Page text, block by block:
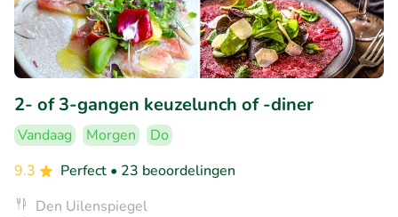
2- of 3-gangen keuzelunch of -diner
Vandaag Morgen
Do
9.3
Perfect • 23 beoordelingen
Den Uilenspiegel